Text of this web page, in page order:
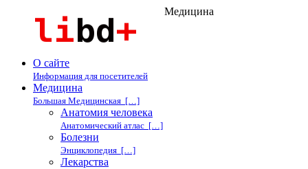
Медицина
О сайте
Информация для посетителей
Медицина
Большая Медицинская […]
Анатомия человека
Анатомический атлас […]
Болезни
Энциклопедия […]
Лекарства